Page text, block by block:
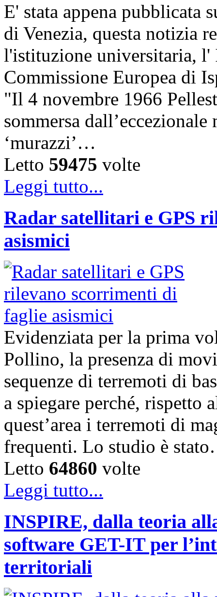
E' stata appena pubblicata
di Venezia, questa notizia
l'istituzione universitaria,
Commissione Europea di
"Il 4 novembre 1966
sommersa
‘murazzi’…
Letto 59475 volte
Leggi tutto...
Radar satellitari e GPS
asismici
Evidenziata per la prima
Pollino, la presenza di
sequenze di terremoti di
a spiegare perché, rispetto
quest’area i terremoti di
frequenti. Lo studio è
Letto 64860 volte
Leggi tutto...
INSPIRE, dalla teoria
software GET-IT per
territoriali